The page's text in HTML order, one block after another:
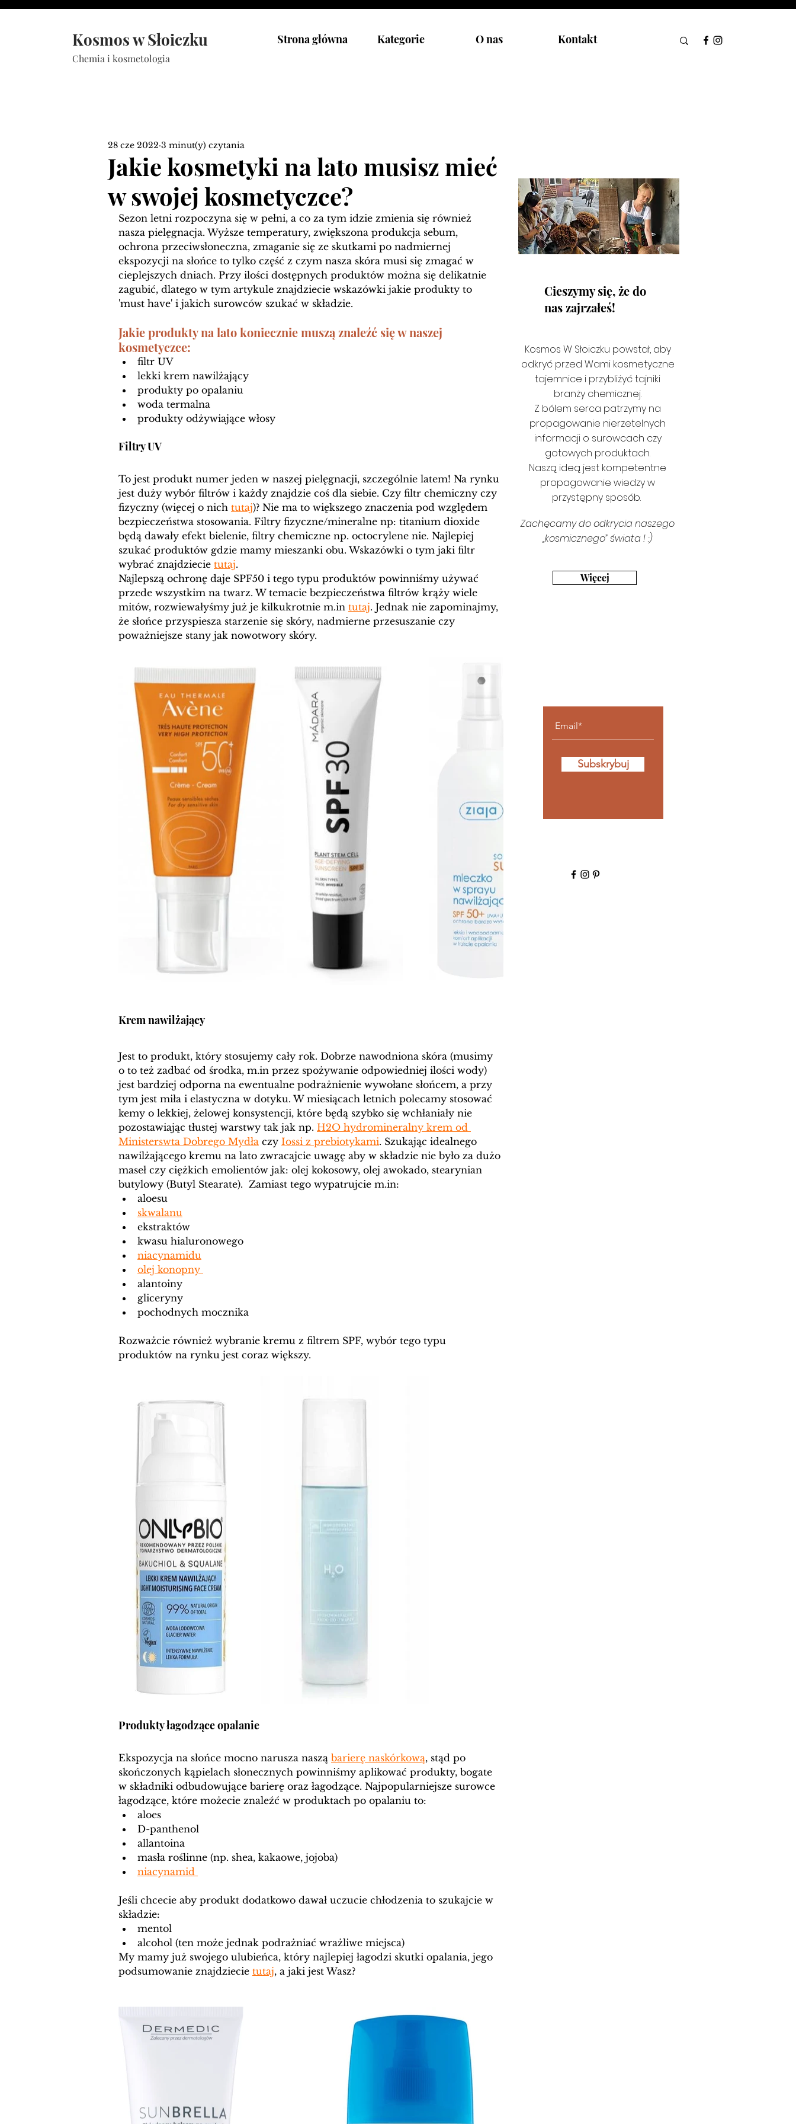
Kosmos w Słoiczku
Chemia i kosmetologia
Strona główna Kategorie O nas Kontakt
Jakie kosmetyki na lato musisz mieć
w swojej kosmetyczce?
28 cze 2022 3 minut(y) czytania
Sezon letni rozpoczyna się w pełni, a co za tym idzie zmienia się również
nasza pielęgnacja. Wyższe temperatury, zwiększona produkcja sebum,
ochrona przeciwsłoneczna, zmaganie się ze skutkami po nadmiernej
ekspozycji na słońce to tylko część z czym nasza skóra musi się zmagać w
cieplejszych dniach. Przy ilości dostępnych produktów można się delikatnie
zagubić, dlatego w tym artykule znajdziecie wskazówki jakie produkty to
'must have' i jakich surowców szukać w składzie.
Jakie produkty na lato koniecznie muszą znaleźć się w naszej
kosmetyczce:
filtr UV
lekki krem nawilżający
produkty po opalaniu
woda termalna
produkty odżywiające włosy
Filtry UV
To jest produkt numer jeden w naszej pielęgnacji, szczególnie latem! Na rynku
jest duży wybór filtrów i każdy znajdzie coś dla siebie. Czy filtr chemiczny czy
fizyczny (więcej o nich tutaj)? Nie ma to większego znaczenia pod względem
bezpieczeństwa stosowania. Filtry fizyczne/mineralne np: titanium dioxide
będą dawały efekt bielenie, filtry chemiczne np. octocrylene nie. Najlepiej
szukać produktów gdzie mamy mieszanki obu. Wskazówki o tym jaki filtr
wybrać znajdziecie tutaj.
Najlepszą ochronę daje SPF50 i tego typu produktów powinniśmy używać
przede wszystkim na twarz. W temacie bezpieczeństwa filtrów krąży wiele
mitów, rozwiewałyśmy już je kilkukrotnie m.in tutaj. Jednak nie zapominajmy,
że słońce przyspiesza starzenie się skóry, nadmierne przesuszanie czy
poważniejsze stany jak nowotwory skóry.
Krem nawilżający
Jest to produkt, który stosujemy cały rok. Dobrze nawodniona skóra (musimy
o to też zadbać od środka, m.in przez spożywanie odpowiedniej ilości wody)
jest bardziej odporna na ewentualne podrażnienie wywołane słońcem, a przy
tym jest miła i elastyczna w dotyku. W miesiącach letnich polecamy stosować
kemy o lekkiej, żelowej konsystencji, które będą szybko się wchłaniały nie
pozostawiając tłustej warstwy tak jak np. H2O hydromineralny krem od
Ministerswta Dobrego Mydła czy Iossi z prebiotykami. Szukając idealnego
nawilżającego kremu na lato zwracajcie uwagę aby w składzie nie było za dużo
maseł czy ciężkich emolientów jak: olej kokosowy, olej awokado, stearynian
butylowy (Butyl Stearate).  Zamiast tego wypatrujcie m.in:
aloesu
skwalanu
ekstraktów
kwasu hialuronowego
niacynamidu
olej konopny
alantoiny
gliceryny
pochodnych mocznika
Rozważcie również wybranie kremu z filtrem SPF, wybór tego typu
produktów na rynku jest coraz większy.
Produkty łagodzące opalanie
Ekspozycja na słońce mocno narusza naszą barierę naskórkową, stąd po
skończonych kąpielach słonecznych powinniśmy aplikować produkty, bogate
w składniki odbudowujące barierę oraz łagodzące. Najpopularniejsze surowce
łagodzące, które możecie znaleźć w produktach po opalaniu to:
aloes
D-panthenol
allantoina
masła roślinne (np. shea, kakaowe, jojoba)
niacynamid
Jeśli chcecie aby produkt dodatkowo dawał uczucie chłodzenia to szukajcie w
składzie:
mentol
alcohol (ten może jednak podrażniać wrażliwe miejsca)
My mamy już swojego ulubieńca, który najlepiej łagodzi skutki opalania, jego
podsumowanie znajdziecie tutaj, a jaki jest Wasz?
Cieszymy się, że do
nas zajrzałeś!
Kosmos W Słoiczku powstał, aby
odkryć przed Wami kosmetyczne
tajemnice i przybliżyć tajniki
branży chemicznej.
Z bólem serca patrzymy na
propagowanie nierzetelnych
informacji o surowcach czy
gotowych produktach.
Naszą ideą jest kompetentne
propagowanie wiedzy w
przystępny sposób.
Zachęcamy do odkrycia naszego
„kosmicznego” świata ! :)
Więcej
Subskrybuj